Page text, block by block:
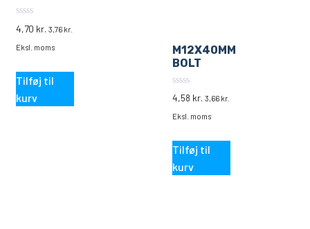
0
ud
5
4,70 kr. 3,76 kr.
Eksl. moms
Tilføj til
kurv
M12X40MM
BOLT
0
ud
af
5
4,58 kr. 3,66 kr.
Eksl. moms
Tilføj til
kurv